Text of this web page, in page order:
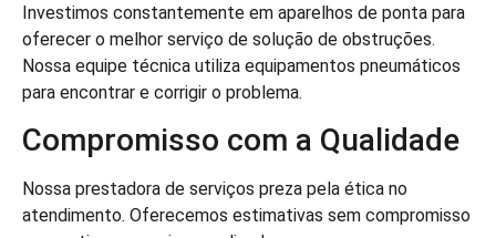
Investimos constantemente em aparelhos de ponta para
oferecer o melhor serviço de solução de obstruções.
Nossa equipe técnica utiliza equipamentos pneumáticos
para encontrar e corrigir o problema.
Compromisso com a Qualidade
Nossa prestadora de serviços preza pela ética no
atendimento. Oferecemos estimativas sem compromisso